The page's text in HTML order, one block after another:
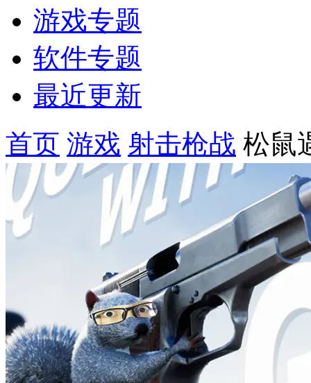
游戏专题
软件专题
最近更新
首页 游戏 射击枪战 松鼠